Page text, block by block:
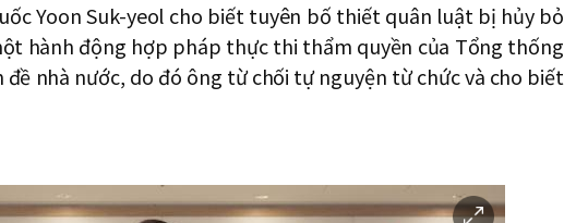
Yoon Suk-yeol cho biết tuyên bố thiết quân luật bị hủy bỏ
hành động hợp pháp thực thi thẩm quyền của Tổng thống
đề nhà nước, do đó ông từ chối tự nguyện từ chức và cho biết
이